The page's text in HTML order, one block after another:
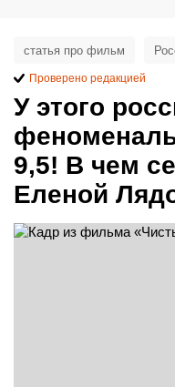
У этого
9,5! В чем
Еленой
статья про фильм
Проверено редакцией